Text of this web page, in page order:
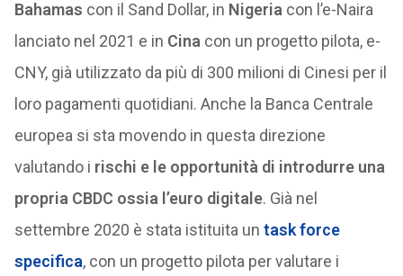
Bahamas con il Sand Dollar, in Nigeria con l’e-Naira
lanciato nel 2021 e in Cina con un progetto pilota, e-
CNY, già utilizzato da più di 300 milioni di Cinesi per il
loro pagamenti quotidiani. Anche la Banca Centrale
europea si sta movendo in questa direzione
valutando i rischi e le opportunità di introdurre una
propria CBDC ossia l’euro digitale. Già nel
settembre 2020 è stata istituita un task force
specifica, con un progetto pilota per valutare i